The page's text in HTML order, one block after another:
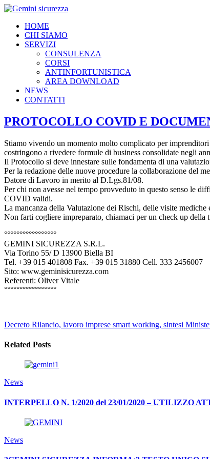
HOME
CHI SIAMO
SERVIZI
CONSULENZA
CORSI
ANTINFORTUNISTICA
AREA DOWNLOAD
NEWS
CONTATTI
PROTOCOLLO COVID E
Stiamo vivendo un momento molto complicato per
costringono a rivedere formule di business consolidate negli
Il Protocollo si deve innestare sulle fondamenta di una
Per la redazione delle nuove procedure la collaborazione del
Datore di Lavoro in merito al D.Lgs.81/08.
Per chi non avesse nel tempo provveduto in questo senso le
COVID validi.
La mancanza della Valutazione dei Rischi, delle visite
Non farti cogliere impreparato, chiamaci per un check up della
°°°°°°°°°°°°°°°°°
GEMINI SICUREZZA S.R.L.
Via Torino 55/ D 13900 Biella BI
Tel. +39 015 401808 Fax. +39 015 31880 Cell. 333 2456007
Sito: www.geminisicurezza.com
Referenti: Oliver Vitale
°°°°°°°°°°°°°°°°°
Decreto Rilancio, lavoro imprese smart working, sintesi
Related Posts
News
INTERPELLO N. 1/2020 del 23/01/2020 – UTILIZZO
News